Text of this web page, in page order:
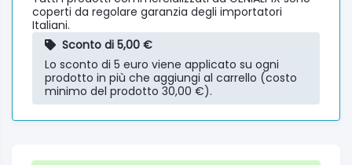
coperti da regolare garanzia degli importatori
Italiani.
Sconto di 5,00 €
Lo sconto di 5 euro viene applicato su ogni
prodotto in più che aggiungi al carrello (costo
minimo del prodotto 30,00 €).